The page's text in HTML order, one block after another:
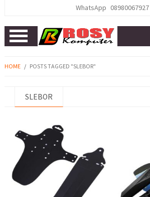
WhatsApp 08980067927
Open
Menu
HOME / POSTS TAGGED "SLEBOR"
SLEBOR